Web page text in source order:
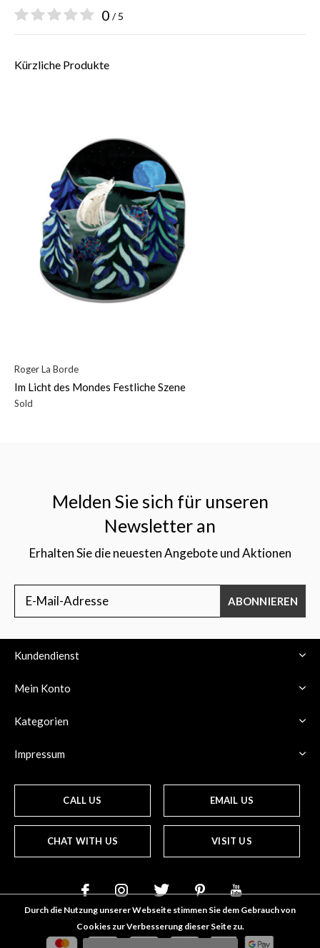
0 / 5
Kürzliche Produkte
Roger La Borde
Im Licht des Mondes Festliche Szene
Sold
Melden Sie sich für unseren
Newsletter an
Erhalten Sie die neuesten Angebote und Aktionen
ABONNIEREN
Kundendienst
Mein Konto
Kategorien
Impressum
CALL US EMAIL US
CHAT WITH US VISIT US
Durch die Nutzung unserer Webseite stimmen Sie dem Gebrauch von
Cookies zur Verbesserung dieser Seite zu.